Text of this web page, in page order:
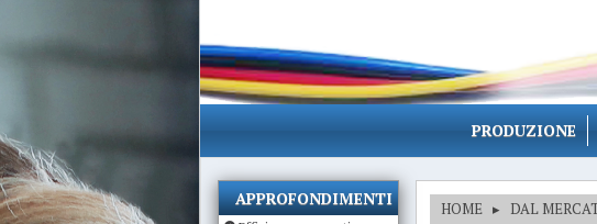
PRODUZIONE
HOME ▸ DAL
APPROFONDIMENTI